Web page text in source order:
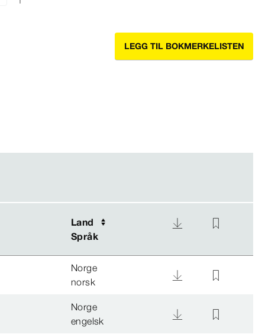
LEGG TIL BOKMERKELISTEN
Land
Språk
Land
Språk
Norge
norsk
Norge
engelsk